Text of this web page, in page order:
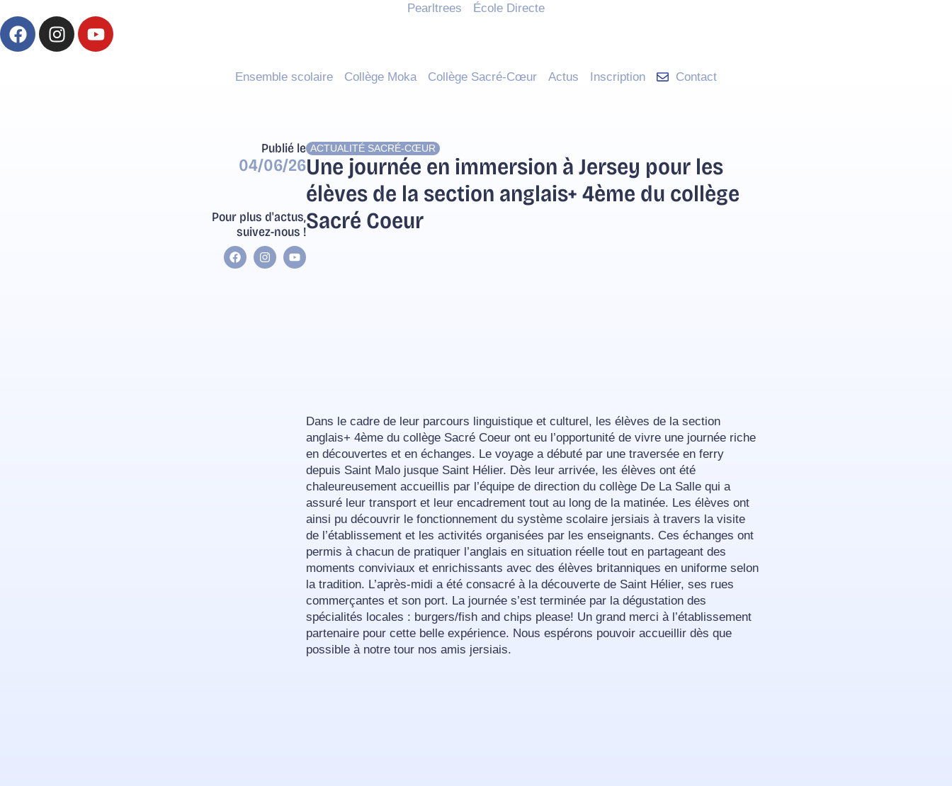
Pearltrees École Directe
Ensemble scolaire Collège Moka Collège Sacré-Cœur Actus Inscription Contact
Publié le
04/06/26
Pour plus d'actus,
suivez-nous !
ACTUALITÉ SACRÉ-CŒUR
Une journée en immersion à Jersey pour les
élèves de la section anglais+ 4ème du collège
Sacré Coeur
Dans le cadre de leur parcours linguistique et culturel, les élèves de la section
anglais+ 4ème du collège Sacré Coeur ont eu l’opportunité de vivre une journée riche
en découvertes et en échanges. Le voyage a débuté par une traversée en ferry
depuis Saint Malo jusque Saint Hélier. Dès leur arrivée, les élèves ont été
chaleureusement accueillis par l’équipe de direction du collège De La Salle qui a
assuré leur transport et leur encadrement tout au long de la matinée. Les élèves ont
ainsi pu découvrir le fonctionnement du système scolaire jersiais à travers la visite
de l’établissement et les activités organisées par les enseignants. Ces échanges ont
permis à chacun de pratiquer l’anglais en situation réelle tout en partageant des
moments conviviaux et enrichissants avec des élèves britanniques en uniforme selon
la tradition. L’après-midi a été consacré à la découverte de Saint Hélier, ses rues
commerçantes et son port. La journée s’est terminée par la dégustation des
spécialités locales : burgers/fish and chips please! Un grand merci à l’établissement
partenaire pour cette belle expérience. Nous espérons pouvoir accueillir dès que
possible à notre tour nos amis jersiais.